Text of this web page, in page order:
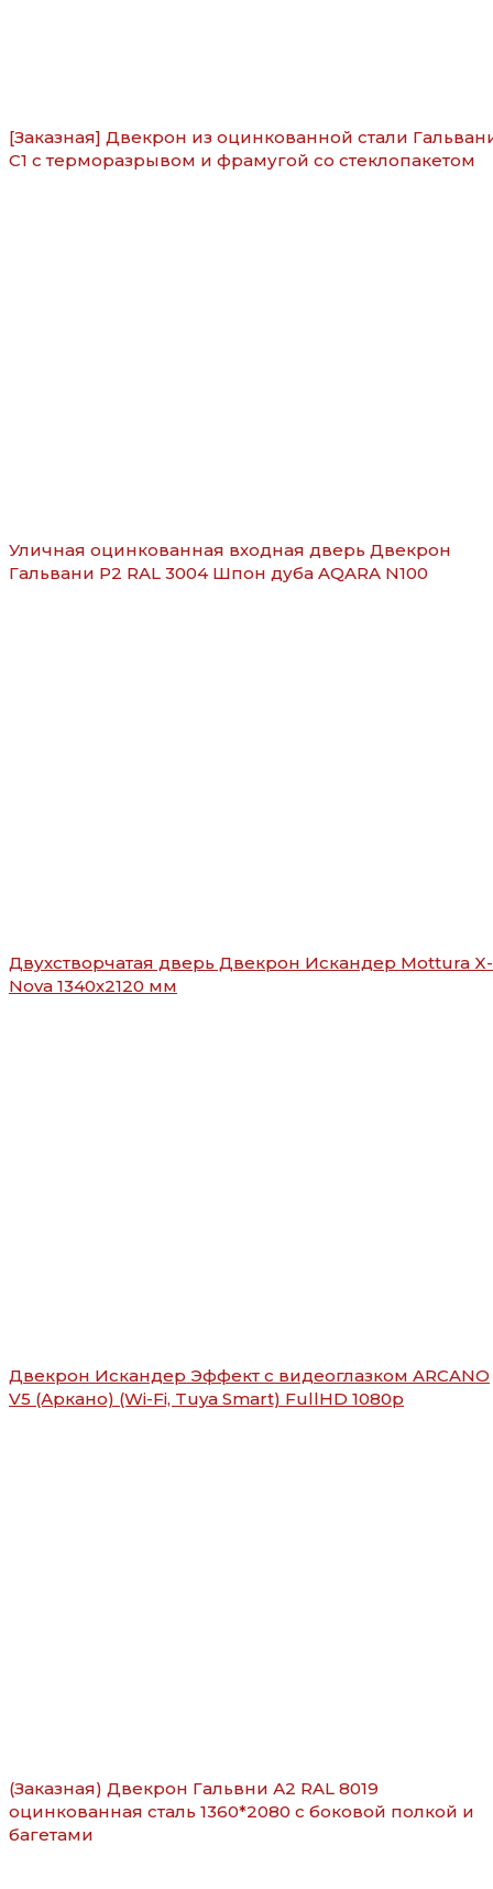
[Заказная] Двекрон из оцинкованной стали
С1 с терморазрывом и фрамугой со стеклопакетом
Уличная оцинкованная входная дверь Двекрон
Гальвани Р2 RAL 3004 Шпон дуба AQARA N100
Двухстворчатая дверь Двекрон Искандер Mottura X-
Nova 1340х2120 мм
Двекрон Искандер Эффект с видеоглазком ARCANO
V5 (Аркано) (Wi-Fi, Tuya Smart) FullHD 1080р
(Заказная) Двекрон Гальвни А2 RAL 8019
оцинкованная сталь 1360*2080 с боковой полкой и
багетами